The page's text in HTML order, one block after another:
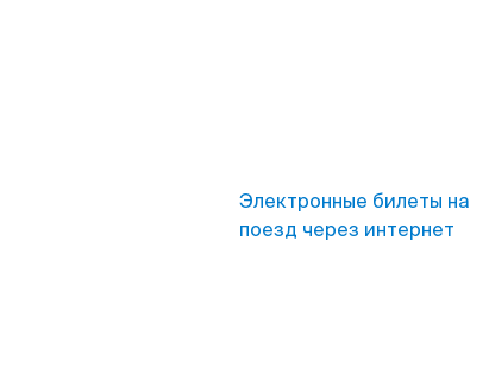
Электронные билеты на
поезд через интернет